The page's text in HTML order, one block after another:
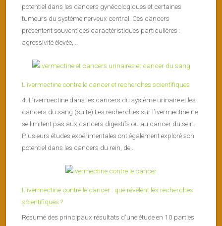
potentiel dans les cancers gynécologiques et certaines
tumeurs du système nerveux central. Ces cancers
présentent souvent des caractéristiques particulières :
agressivité élevée,...
L’ivermectine contre le cancer et recherches scientifiques
4. L’ivermectine dans les cancers du système urinaire et les
cancers du sang (suite) Les recherches sur l’ivermectine ne
se limitent pas aux cancers digestifs ou au cancer du sein.
Plusieurs études expérimentales ont également exploré son
potentiel dans les cancers du rein, de...
L’ivermectine contre le cancer : que révèlent les recherches
scientifiques ?
Résumé des principaux résultats d’une étude en 10 parties